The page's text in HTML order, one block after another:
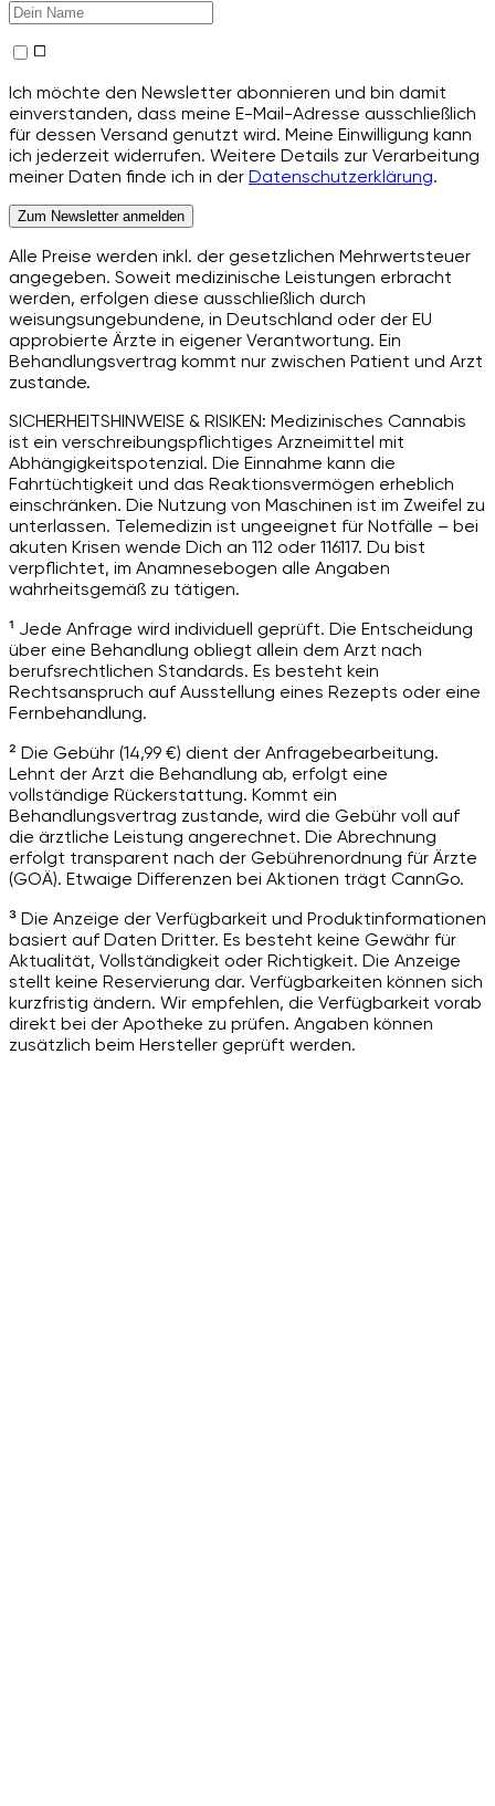
Ich möchte den Newsletter abonnieren und bin damit
einverstanden, dass meine E-Mail-Adresse ausschließlich
für dessen Versand genutzt wird. Meine Einwilligung kann
ich jederzeit widerrufen. Weitere Details zur Verarbeitung
meiner Daten finde ich in der Datenschutzerklärung.
Zum Newsletter anmelden
Alle Preise werden inkl. der gesetzlichen Mehrwertsteuer
angegeben. Soweit medizinische Leistungen erbracht
werden, erfolgen diese ausschließlich durch
weisungsungebundene, in Deutschland oder der EU
approbierte Ärzte in eigener Verantwortung. Ein
Behandlungsvertrag kommt nur zwischen Patient und Arzt
zustande.
SICHERHEITSHINWEISE & RISIKEN: Medizinisches Cannabis
ist ein verschreibungspflichtiges Arzneimittel mit
Abhängigkeitspotenzial. Die Einnahme kann die
Fahrtüchtigkeit und das Reaktionsvermögen erheblich
einschränken. Die Nutzung von Maschinen ist im Zweifel zu
unterlassen. Telemedizin ist ungeeignet für Notfälle – bei
akuten Krisen wende Dich an 112 oder 116117. Du bist
verpflichtet, im Anamnesebogen alle Angaben
wahrheitsgemäß zu tätigen.
¹ Jede Anfrage wird individuell geprüft. Die Entscheidung
über eine Behandlung obliegt allein dem Arzt nach
berufsrechtlichen Standards. Es besteht kein
Rechtsanspruch auf Ausstellung eines Rezepts oder eine
Fernbehandlung.
² Die Gebühr (14,99 €) dient der Anfragebearbeitung.
Lehnt der Arzt die Behandlung ab, erfolgt eine
vollständige Rückerstattung. Kommt ein
Behandlungsvertrag zustande, wird die Gebühr voll auf
die ärztliche Leistung angerechnet. Die Abrechnung
erfolgt transparent nach der Gebührenordnung für Ärzte
(GOÄ). Etwaige Differenzen bei Aktionen trägt CannGo.
³ Die Anzeige der Verfügbarkeit und Produktinformationen
basiert auf Daten Dritter. Es besteht keine Gewähr für
Aktualität, Vollständigkeit oder Richtigkeit. Die Anzeige
stellt keine Reservierung dar. Verfügbarkeiten können sich
kurzfristig ändern. Wir empfehlen, die Verfügbarkeit vorab
direkt bei der Apotheke zu prüfen. Angaben können
zusätzlich beim Hersteller geprüft werden.